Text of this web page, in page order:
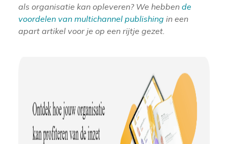
als organisatie kan opleveren? We hebben de
voordelen van multichannel publishing in een
apart artikel voor je op een rijtje gezet.